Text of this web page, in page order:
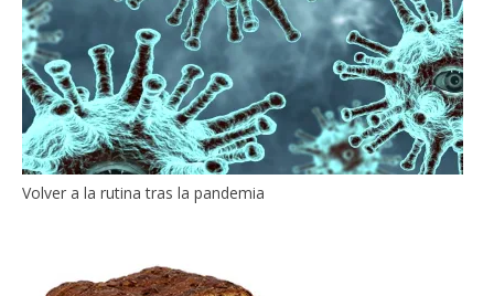
Volver a la rutina tras la pandemia